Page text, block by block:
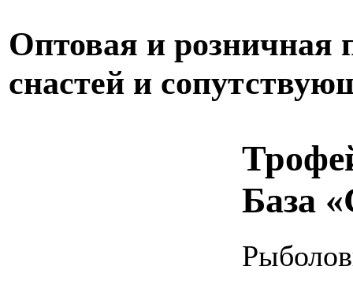
Оптовая и розничная
снастей и
База